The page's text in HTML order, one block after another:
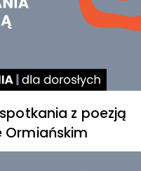
z poezją
Ormiańskim